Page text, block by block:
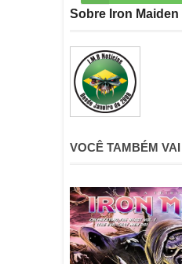
Sobre Iron
VOCÊ TAMBÉM